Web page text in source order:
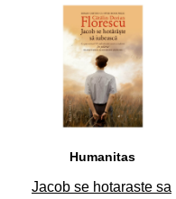
49
Humanitas
Jacob se hotaraste sa